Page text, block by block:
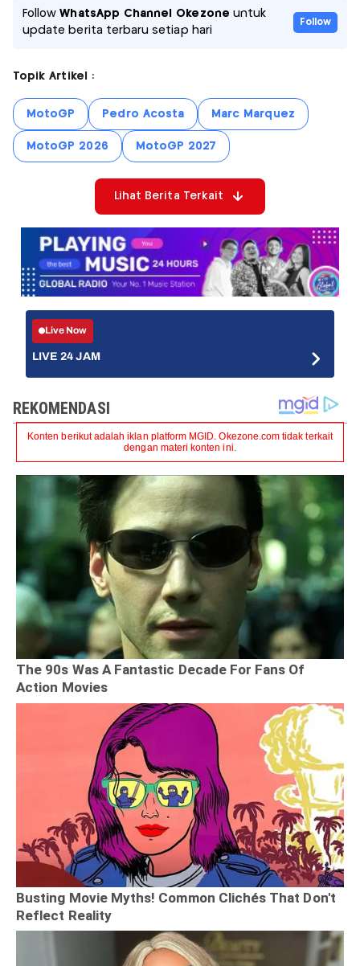
FollowWhatsApp Channel Okezone untuk
update berita terbaru setiap hari
Follow
Topik Artikel :
MotoGP Pedro Acosta Marc Marquez
MotoGP 2026 MotoGP 2027
Lihat Berita Terkait
Live Now
LIVE 24 JAM